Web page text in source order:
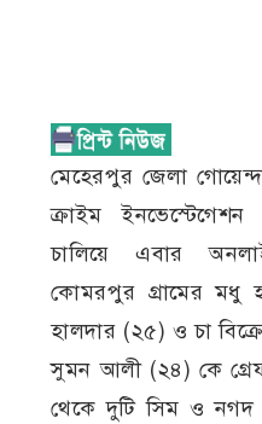
মেহেরপুর জেলা
ক্রাইম
চালিয়ে এবার
কোমরপুর গ্রামের মধু
হালদার (২৫) ও চা
সুমন আলী (২৪) কে
থেকে দুটি সিম ও